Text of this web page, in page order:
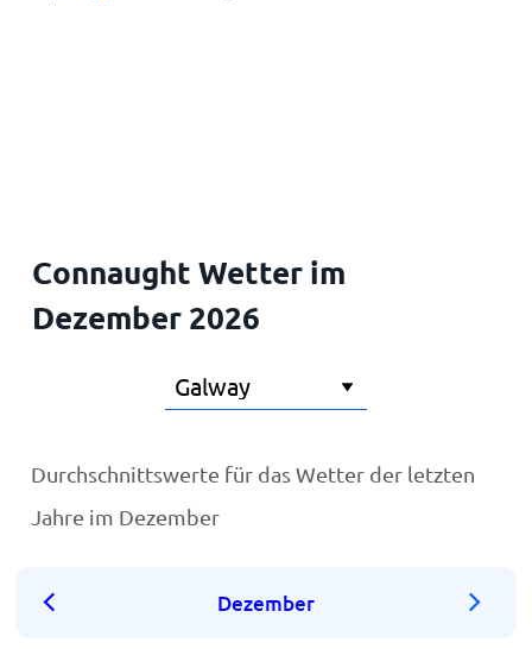
Connaught Wetter im
Dezember 2026
Durchschnittswerte für das Wetter der letzten
Jahre im Dezember
Dezember